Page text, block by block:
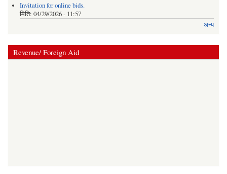
Invitation for online bids.
मिति: 04/29/2026 - 11:57
अन्य
Revenue/ Foreign Aid